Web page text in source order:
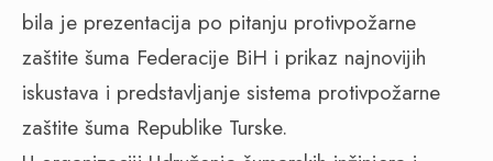
bila je prezentacija po pitanju protivpožarne
zaštite šuma Federacije BiH i prikaz najnovijih
iskustava i predstavljanje sistema protivpožarne
zaštite šuma Republike Turske.